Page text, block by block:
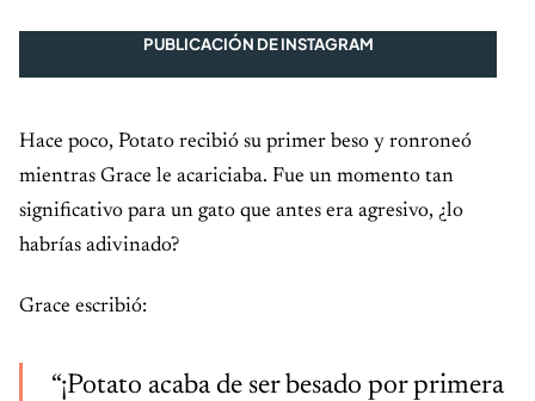
PUBLICACIÓN DE INSTAGRAM
Hace poco, Potato recibió su primer beso y ronroneó
mientras Grace le acariciaba. Fue un momento tan
significativo para un gato que antes era agresivo, ¿lo
habrías adivinado?
Grace escribió:
“¡Potato acaba de ser besado por primera